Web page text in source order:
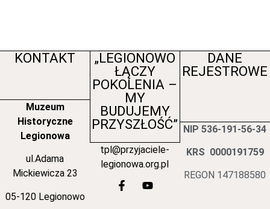
KONTAKT
Muzeum
Historyczne
Legionowa
ul.Adama
Mickiewicza 23
05-120 Legionowo
„LEGIONOWO
ŁĄCZY
POKOLENIA –
MY
BUDUJEMY
PRZYSZŁOŚĆ”
tpl@przyjaciele-
legionowa.org.pl
DANE
REJESTROWE
NIP 536-191-56-34
KRS 0000191759
REGON 147188580